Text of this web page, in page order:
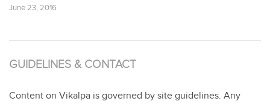
June 23, 2016
GUIDELINES & CONTACT
Content on Vikalpa is governed by site guidelines. Any